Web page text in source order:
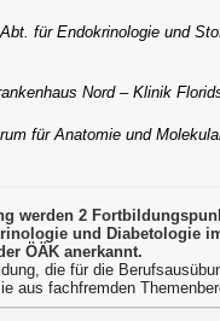
für Endokrinologie und
Nord – Klinik
für Anatomie und
werden 2
und Diabetologie
ÖÄK anerkannt.
die für die
aus fachfremden